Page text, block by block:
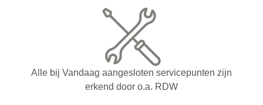
Alle bij Vandaag aangesloten servicepunten zijn
erkend door o.a. RDW